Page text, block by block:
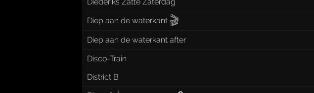
Diep aan de waterkant 🎬
Diep aan de waterkant after
Disco-Train
District B